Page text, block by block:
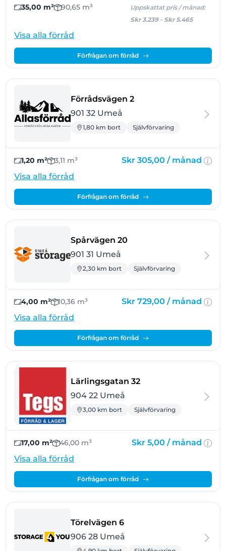
35,00 m² 90,65 m³
Uppskattat pris / månad:
Skr 3.239- Skr 5.465
Visa alla förråd
Förfrågan om förråd
Förrådsvägen 2- Umeå
901 32 Umeå
1,80 km bort Självförvaring
1,20 m² 3,11 m³ Skr 305,00 / månad
Visa alla förråd
Förfrågan om förråd
Spårvägen 20
901 31 Umeå
2,30 km bort Självförvaring
4,00 m² 10,36 m³ Skr 729,00 / månad
Visa alla förråd
Förfrågan om förråd
Lärlingsgatan 32- Umeå
904 22 Umeå
3,00 km bort Självförvaring
17,00 m² 46,00 m³ Skr 5,00 / månad
Visa alla förråd
Förfrågan om förråd
Törelvägen 6- Umeå
906 28 Umeå